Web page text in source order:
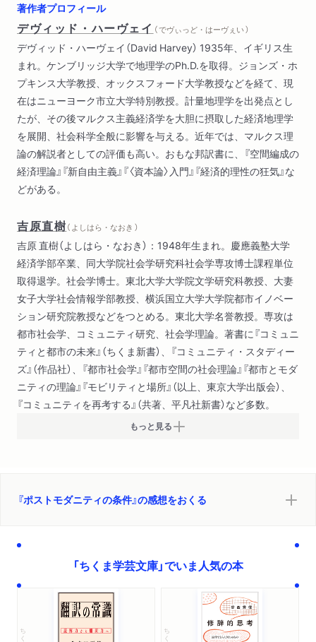
第３部 空間と時間の経験（序論
社会生活における個人的空間と時間
社会的権力の源泉としての時間と空間
啓蒙のプロジェクトにおける時間と空間
時間と空間の圧縮と文化的力としてのモダニズムの興隆
時間と空間の圧縮とポストモダンの条件
ポストモダンの映画における時間と空間）
第４部 ポストモダニティの条件（歴史的条件としてのポストモ
ダニティ
魔法を用いた経済学
鏡の鏡としてのポストモダニズム
ム
変容的かつ投機的な資本の論理
電子的複製時代とイメージ貯蔵庫の時代における芸術作品
時間と空間の圧縮への反応
史的唯物論の危機
ひび割れた鏡、周縁での融合）
著作者プロフィール
デヴィッド・ハーヴェイ （ でヴぃっど・はーヴぇい ）
デヴィッド・ハーヴェイ（David Harvey） 1935年、イギリス生
まれ。ケンブリッジ大学で地理学のPh.D.を取得。ジョンズ・ホ
プキンス大学教授、オックスフォード大学教授などを経て、現
在はニューヨーク市立大学特別教授。計量地理学を出発点とし
たが、その後マルクス主義経済学を大胆に摂取した経済地理学
を展開、社会科学全般に影響を与える。近年では、マルクス理
論の解説者としての評価も高い。おもな邦訳書に、『空間編成の
経済理論』『新自由主義』『〈資本論〉入門』『経済的理性の狂気』な
どがある。
吉原直樹（ よしはら・なおき ）
吉原 直樹（よしはら・なおき）：1948年生まれ。慶應義塾大学
経済学部卒業、同大学院社会学研究科社会学専攻博士課程単位
取得退学。社会学博士。東北大学大学院文学研究科教授、大妻
女子大学社会情報学部教授、横浜国立大学大学院都市イノベー
ション研究院教授などをつとめる。東北大学名誉教授。専攻は
都市社会学、コミュニティ研究、社会学理論。著書に『コミュニ
ティと都市の未来』（ちくま新書）、『コミュニティ・スタディー
ズ』（作品社）、『都市社会学』『都市空間の社会理論』『都市とモダ
ニティの理論』『モビリティと場所』（以上、東京大学出版会）、
『コミュニティを再考する』（共著、平凡社新書）など多数。
もっと見る
『ポストモダニティの条件』の感想をおくる
「ちくま学芸文庫」でいま人気の本
ちくま学芸文庫 ちくま学芸文庫